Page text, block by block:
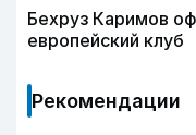
Бехруз Каримов
европейский клуб
Рекомендации